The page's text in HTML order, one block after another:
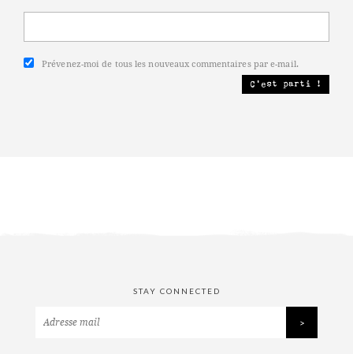
Prévenez-moi de tous les nouveaux commentaires par e-mail.
STAY CONNECTED